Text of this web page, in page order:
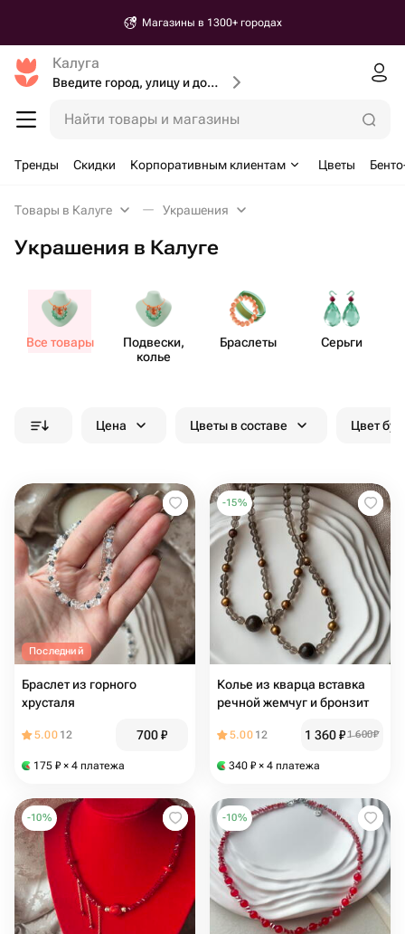
Магазины в 1300+ городах
Калуга
Введите город, улицу и дом доставки
Найти товары и магазины
Тренды Скидки Корпоративным клиентам Цветы
Товары в Калуге Украшения
Украшения в Калуге
Все товары
Подвески,
колье
Браслеты Серьги
Цена Цветы в составе Цвет
Последний
Браслет из горного
хрусталя
5.00 12 700₽
175 ₽ × 4 платежа
-15%
Колье из кварца вставка
речной жемчуг и бронзит
5.00 12 1 360₽1 600₽
340 ₽ × 4 платежа
-10% -10%